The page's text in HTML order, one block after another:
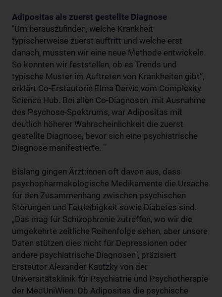
Adipositas als zuerst gestellte Diagnose
"Um herauszufinden, welche Krankheit
typischerweise zuerst auftritt und welche erst
danach, mussten wir eine neue Methode entwickeln.
So konnten wir feststellen, ob es Trends und
typische Muster im Auftreten von Krankheiten gibt“,
erklärt Co-Erstautorin Elma Dervic vom Complexity
Science Hub. Bei allen Co-Diagnosen, mit Ausnahme
des Psychose-Spektrums, war Adipositas mit
deutlich höherer Wahrscheinlichkeit die zuerst
gestellte Diagnose, bevor sich eine psychiatrische
Diagnose manifestierte. "
Bislang gingen Ärzt:innen oft davon aus, dass
psychopharmakologische Medikamente die Ursache
für den Zusammenhang zwischen psychischen
Störungen und Fettleibigkeit sowie Diabetes sind.
„Das mag für Schizophrenie zutreffen, wo wir die
umgekehrte zeitliche Reihenfolge sehen, aber unsere
Daten stützen dies nicht für Depressionen oder
andere psychiatrische Diagnosen", präzisiert
Erstautor Alexander Kautzky von der
Universitätsklinik für Psychiatrie und Psychotherapie
der MedUniWien. Ob Adipositas die psychische